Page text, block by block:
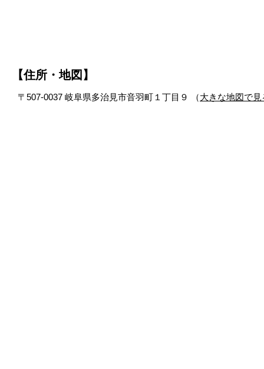
【住所・地図】
〒507-0037 岐阜県多治見市音羽町１丁目９ （大きな地図で見